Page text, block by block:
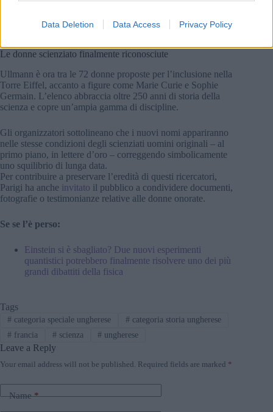
Data Deletion Data Access Privacy Policy
e servendo come membro esterno dell’Accademia delle
Scienze ungherese.
Le donne scienziato finalmente riconosciute
Ullmann è ora tra le 72 donne proposte per l’inclusione nella
Torre Eiffel, accanto a figure come Marie Curie e Sophie
Germain. L’elenco abbraccia oltre 250 anni di storia della
scienza e copre un’ampia gamma di discipline.
Gli organizzatori sottolineano che i nuovi nomi appariranno
nelle stesse condizioni degli scienziati uomini originali – al
primo piano, in lettere d’oro – correggendo simbolicamente
uno squilibrio di lunga data.
Per contribuire a preservare l’eredità di questi ricercatori,
Parigi ha anche invitato il pubblico a condividere documenti,
fotografie o testimonianze relative alle donne onorate.
Se se l’è perso:
Einstein si è sbagliato? Due nuovi esperimenti
quantistici potrebbero finalmente risolvere uno dei più
grandi dibattiti della fisica
Tags
#categoria speciale ungherese #categoria storia ungherese
#francia #scienza # ungherese
Leave a Reply
Your email address will not be published. Required fields are marked *
Name*